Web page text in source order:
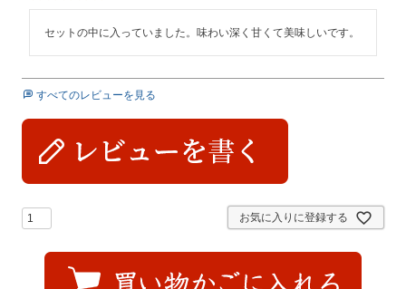
セットの中に入っていました。味わい深く甘くて美味しいです。
すべてのレビューを見る
お気に入りに登録する